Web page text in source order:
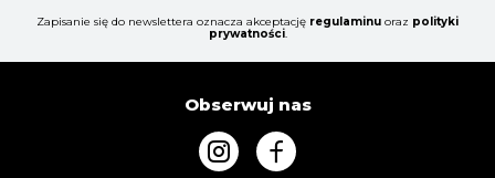
Zapisanie się do newslettera oznacza akceptację regulaminu oraz polityki
prywatności.
Obserwuj nas